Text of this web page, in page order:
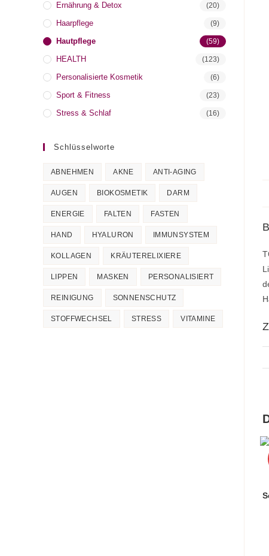
Ernährung & Detox (20)
Haarpflege (9)
Hautpflege (59)
HEALTH (123)
Personalisierte Kosmetik (6)
Sport & Fitness (23)
Stress & Schlaf (16)
Schlüsselworte
ABNEHMEN AKNE ANTI-AGING
AUGEN BIOKOSMETIK DARM
ENERGIE FALTEN FASTEN
HAND HYALURON IMMUNSYSTEM
KOLLAGEN KRÄUTERELIXIERE
LIPPEN MASKEN PERSONALISIERT
REINIGUNG SONNENSCHUTZ
STOFFWECHSEL STRESS VITAMINE